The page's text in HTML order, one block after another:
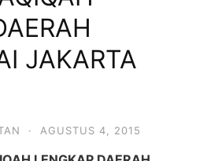
JAKARTA
· AGUSTUS 4, 2015